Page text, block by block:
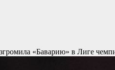
«Баварию» в Лиге